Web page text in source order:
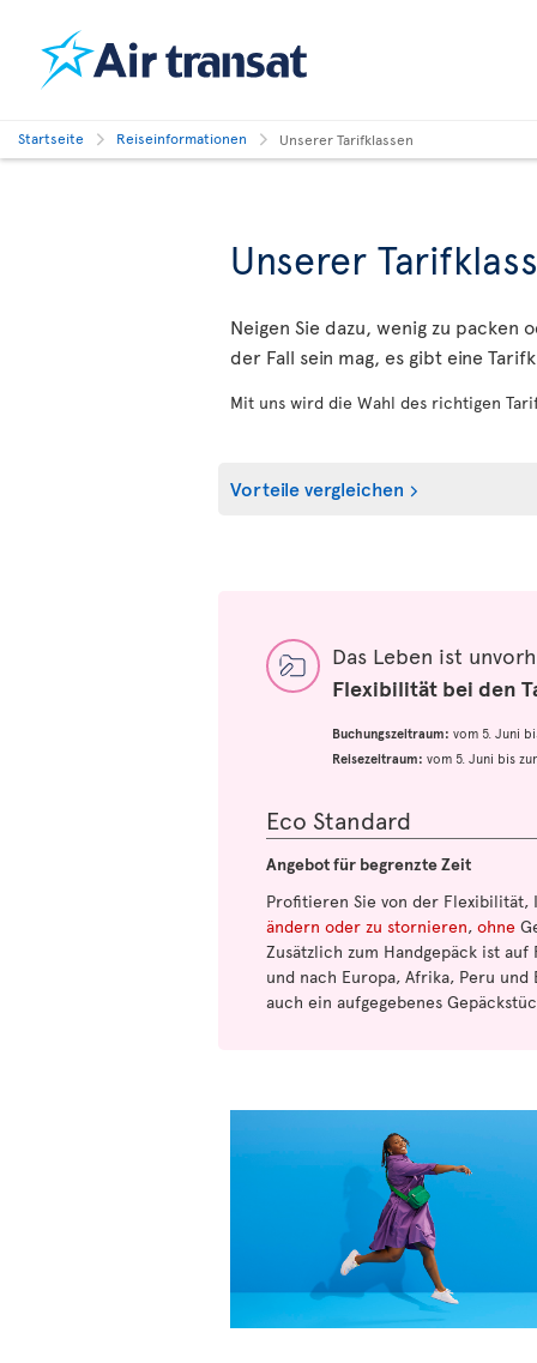
Startseite Reiseinformationen Unserer Tarifklassen
Unserer
Neigen Sie dazu, wenig zu packen
der Fall sein mag, es gibt eine
Mit uns wird die Wahl des richtigen
Vorteile vergleichen
Das Leben ist
Flexibilität bei den
Buchungszeitraum: vom 5. Juni
Reisezeitraum: vom 5. Juni bis
Eco Standard
Angebot für begrenzte Zeit
Profitieren Sie von der Flexibilität,
ändern oder zu stornieren, ohne
Zusätzlich zum Handgepäck ist auf
und nach Europa, Afrika, Peru und
auch ein aufgegebenes